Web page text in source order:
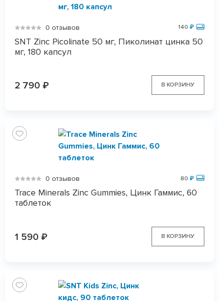
0 отзывов 140 ₽
SNT Zinc Picolinate 50 мг, Пиколинат цинка 50
мг, 180 капсул
2 790 ₽ В КОРЗИНУ
0 отзывов 80 ₽
Trace Minerals Zinc Gummies, Цинк Гаммис, 60
таблеток
1 590 ₽ В КОРЗИНУ